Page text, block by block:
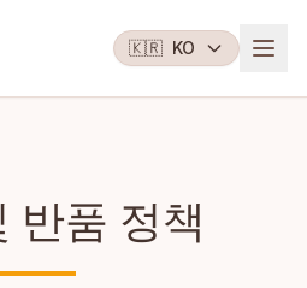
🇰🇷 KO
반품 정책